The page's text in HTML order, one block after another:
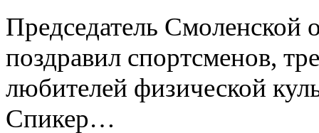
Председатель
поздравил спортсменов,
любителей физической
Спикер…